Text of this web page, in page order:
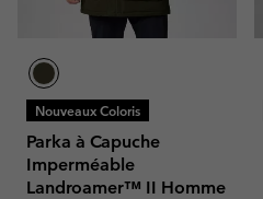
Nouveaux Coloris
Parka à Capuche
Imperméable
Landroamer™ II Homme